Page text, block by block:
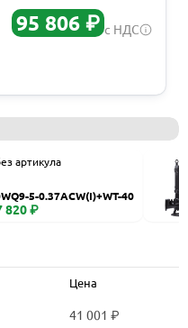
95 806 ₽ с НДС
артикула
5-0.37ACW(I)+WT-40
820 ₽
Цена
41 001 ₽